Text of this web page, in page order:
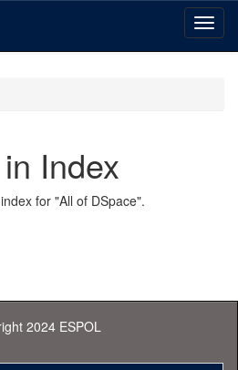
Index
for "All of DSpace".
2024 ESPOL